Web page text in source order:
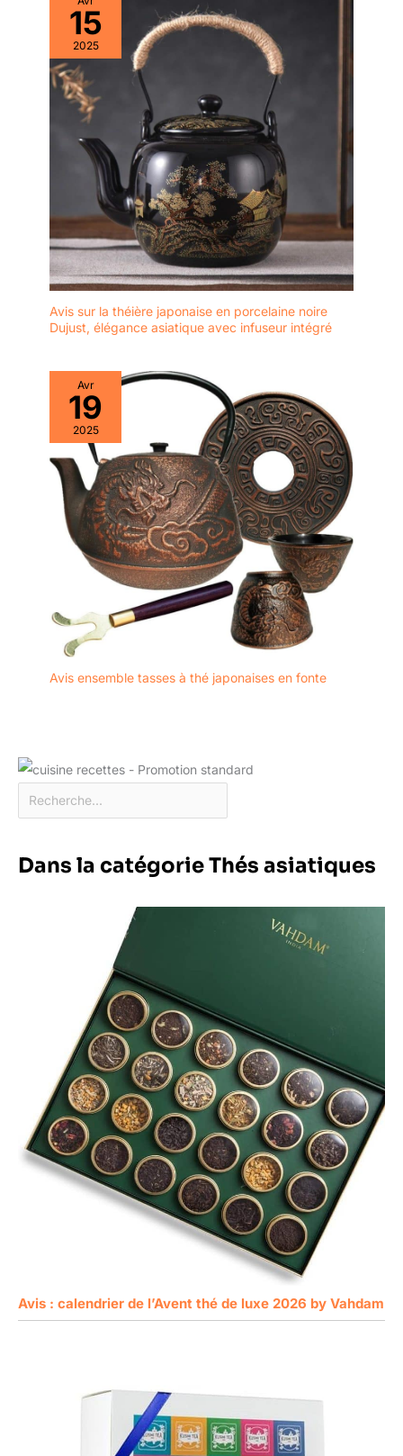
notre service. Thé , cadeau
femme, coffret cadeau femme,
the , cadeau fete des meres,
coffret cadeau, coffret thé,
coffret the, idee cadeau femme,
cadeau noel, cadeau, fete des
meres, cadeau noel femme,
coffret the a offrir, cadeau
anniversaire femme, coffret,
boite a the, idee cadeau noel,
infusion, tisane, idée cadeau
femme, cadeau femme original,
chocolat a offrir, cadeau
maman, coffret infusion, thé
coffret, calendrier de l'avent,
coffret gourmand, cadeau
homme, coffret noel,
assortiment thé, boite à thé
15
2025
Avis sur la théière japonaise en porcelaine noire
Dujust, élégance asiatique avec infuseur intégré
Avr
19
2025
Avis ensemble tasses à thé japonaises en fonte
Dans la catégorie Thés asiatiques
Avis : calendrier de l’Avent thé de luxe 2026 by Vahdam